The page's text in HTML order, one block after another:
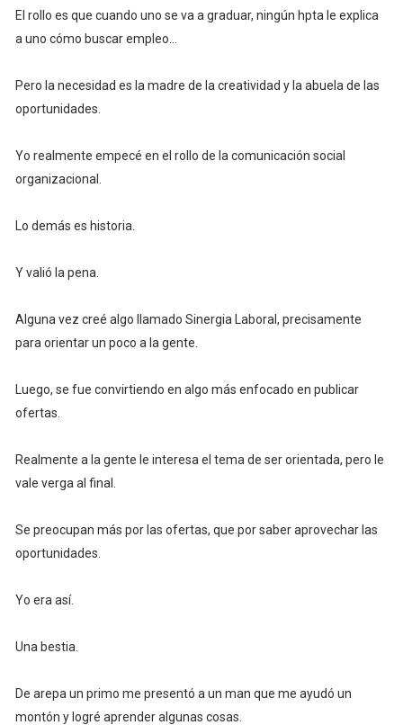
El rollo es que cuando uno se va a graduar, ningún hpta le explica
a uno cómo buscar empleo...
Pero la necesidad es la madre de la creatividad y la abuela de las
oportunidades.
Yo realmente empecé en el rollo de la comunicación social
organizacional.
Lo demás es historia.
Y valió la pena.
Alguna vez creé algo llamado Sinergia Laboral, precisamente
para orientar un poco a la gente.
Luego, se fue convirtiendo en algo más enfocado en publicar
ofertas.
Realmente a la gente le interesa el tema de ser orientada, pero le
vale verga al final.
Se preocupan más por las ofertas, que por saber aprovechar las
oportunidades.
Yo era así.
Una bestia.
De arepa un primo me presentó a un man que me ayudó un
montón y logré aprender algunas cosas.